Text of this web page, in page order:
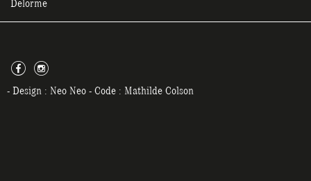
Delorme
c f
- Design : Neo Neo - Code : Mathilde Colson